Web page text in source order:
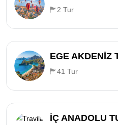
2 Tur
EGE AKDENİZ
41 Tur
İÇ ANADOLU